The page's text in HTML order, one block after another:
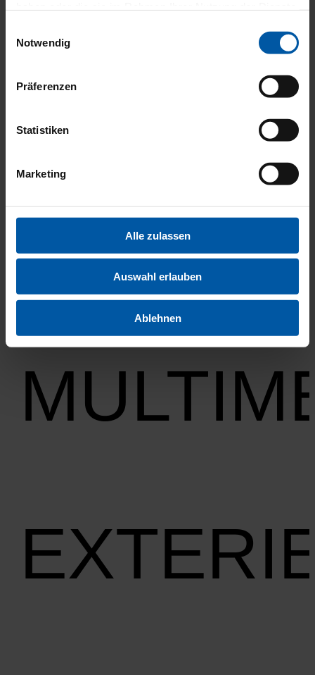
Notwendig
Präferenzen
Statistiken
Marketing
Alle zulassen
Auswahl erlauben
Ablehnen